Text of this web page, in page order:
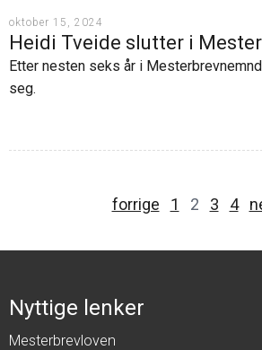
oktober 15, 2024
Heidi Tveide slutter i
Etter nesten seks år i
seg.
forrige 1 2 3 4
Nyttige lenker
Mesterbrevloven